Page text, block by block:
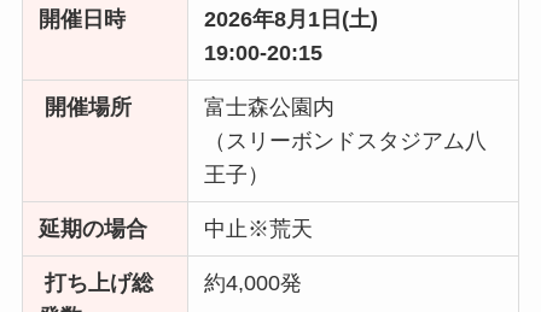
開催日時
2026年8月1日(土)
19:00-20:15
開催場所
富士森公園内
（スリーボンドスタジアム八
王子）
延期の場合 中止※荒天
打ち上げ総
約4,000発